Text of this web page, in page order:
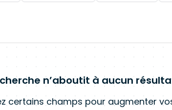
n’aboutit à aucun
certains champs pour augmenter